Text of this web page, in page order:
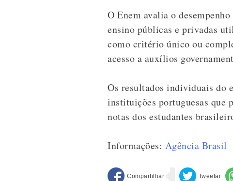
O Enem avalia o
ensino públicas e privadas
como critério único ou
acesso a auxílios
Os resultados individuais do
instituições portuguesas que
notas dos estudantes
Informações: Agência Brasil